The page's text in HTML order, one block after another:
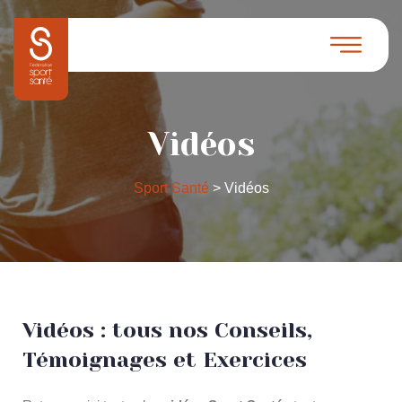
Vidéos
Sport Santé > Vidéos
Vidéos : tous nos Conseils,
Témoignages et Exercices